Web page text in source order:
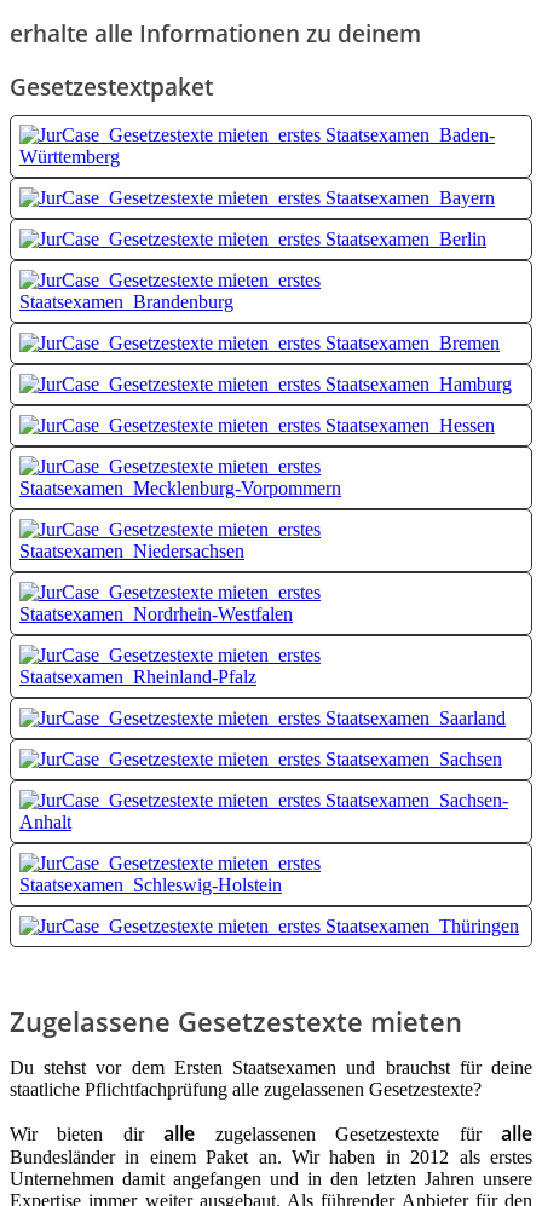
erhalte alle Informationen zu deinem
Gesetzestextpaket
Zugelassene Gesetzestexte mieten
Du stehst vor dem Ersten Staatsexamen und brauchst für deine
staatliche Pflichtfachprüfung alle zugelassenen Gesetzestexte?
Wir bieten diralle zugelassenen Gesetzestexte füralle
Bundesländer in einem Paket an. Wir haben in 2012 als erstes
Unternehmen damit angefangen und in den letzten Jahren unsere
Expertise immer weiter ausgebaut. Als führender Anbieter für den